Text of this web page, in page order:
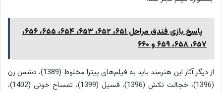
پاسخ بازی فندق مراحل ۶۵۱، ۶۵۲، ۶۵۳، ۶۵۴، ۶۵۵، ۶۵۶،
۶۵۷، ۶۵۸، ۶۵۹ و ۶۶۰
از دیگر آثار این هنرمند باید به فیلم‌های پیتزا مخلوط (1389)، دشمن زن
(1396)، خجالت نکش (1396)، فسیل (1399)، تمساح خونی (1402)،